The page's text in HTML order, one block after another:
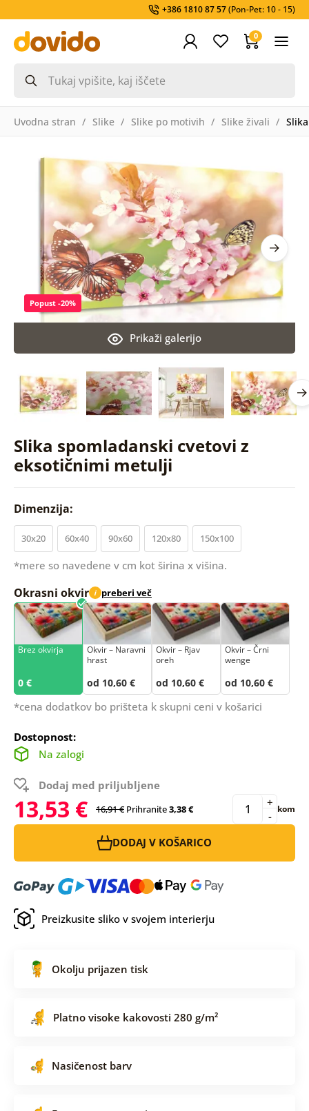
+386 1810 87 57(Pon-Pet: 10 - 15)
0
Uvodna stran Slike Slike po motivih Slike živali
Slika spomladanski cvetovi z
eksotičnimi metulji
Prikaži galerijo
Popust -20%
Dimenzija:
30x20 60x40 90x60 120x80 150x100
*mere so navedene v cm kot širina x višina.
Okrasni okvir i preberi več
Brez okvirja
0 €
Okvir – Naravni
hrast
od 10,60 €
Okvir – Rjav
oreh
od 10,60 €
Okvir – Črni
wenge
od 10,60 €
*cena dodatkov bo prišteta k skupni ceni v košarici
Dostopnost:
Na zalogi
Dodaj med priljubljene
13,53 € 16,91 € Prihranite3,38 € -
+ kom
DODAJ V KOŠARICO
Preizkusite sliko v svojem interierju
Okolju prijazen tisk
Platno visoke kakovosti 280 g/m²
Nasičenost barv